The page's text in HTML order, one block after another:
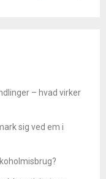
– hvad virker
sig ved em i